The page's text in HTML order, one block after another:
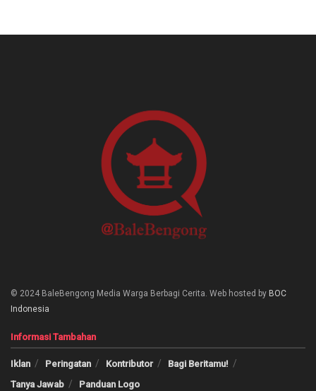
© 2024 BaleBengong Media Warga Berbagi Cerita. Web hosted by BOC
Indonesia
Informasi Tambahan
Iklan Peringatan Kontributor
Bagi Beritamu!
Tanya Jawab
Panduan Logo